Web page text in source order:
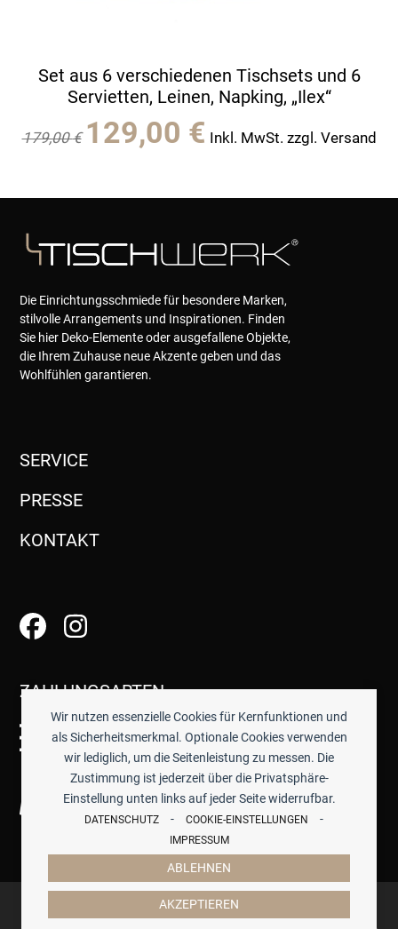
Wir nutzen essenzielle Cookies für Kernfunktionen und
als Sicherheitsmerkmal. Optionale Cookies verwenden
wir lediglich, um die Seitenleistung zu messen. Die
Zustimmung ist jederzeit über die Privatsphäre-
Einstellung unten links auf jeder Seite widerrufbar.
DATENSCHUTZ - COOKIE-EINSTELLUNGEN -
IMPRESSUM
AKZEPTIEREN
ABLEHNEN
Set aus 6 verschiedenen Tischsets und 6
Servietten, Leinen, Napking, „Ilex“
179,00€
Ursprünglicher
Preis
129,00 € Preis
Inkl. MwSt. zzgl. Versand
Die Einrichtungsschmiede für besondere Marken,
stilvolle Arrangements und Inspirationen. Finden
Sie hier Deko-Elemente oder ausgefallene Objekte,
die Ihrem Zuhause neue Akzente geben und das
Wohlfühlen garantieren.
SERVICE
PRESSE
KONTAKT
ZAHLUNGSARTEN
© 2026 -TISCHWERK- ALLE PREISE INKL. GESETZTL.
MWST.